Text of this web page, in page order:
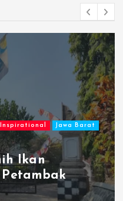
Inspirational Jawa Barat
Ikan